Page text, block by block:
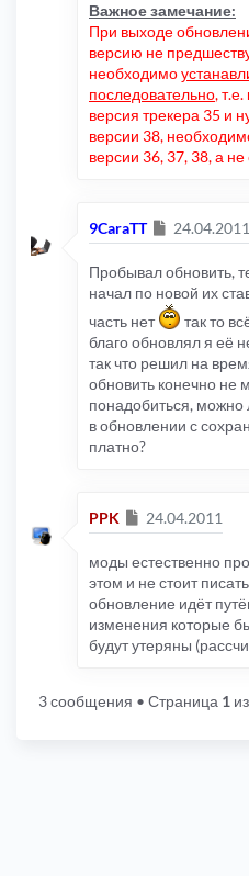
Важное замечание:
При выходе
версию не
необходимо
последовательно,
версия трекера 35 и
версии 38,
версии 36, 37, 38, а не
9CaraTT Сообщение
24.04.2011
Пробывал обновить,
начал по новой их
часть нет
так то
благо обновлял я её
так что решил на
обновить конечно не
понадобиться,
в обновлении с
платно?
PPK Сообщение
24.04.2011
моды естественно
этом и не стоит
обновление идёт
изменения которые
будут утеряны
3 сообщения • Страница 1 из